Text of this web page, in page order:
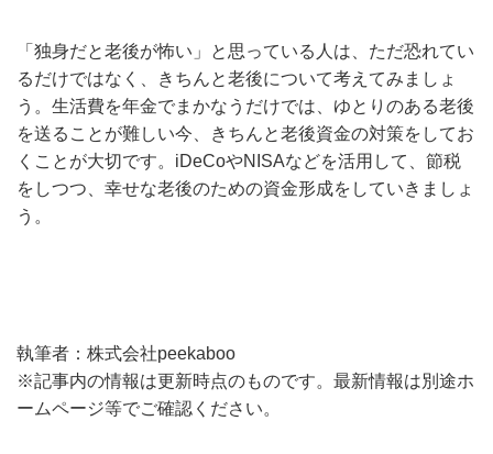
「独身だと老後が怖い」と思っている人は、ただ恐れてい
るだけではなく、きちんと老後について考えてみましょ
う。生活費を年金でまかなうだけでは、ゆとりのある老後
を送ることが難しい今、きちんと老後資金の対策をしてお
くことが大切です。iDeCoやNISAなどを活用して、節税
をしつつ、幸せな老後のための資金形成をしていきましょ
う。
執筆者：株式会社peekaboo
※記事内の情報は更新時点のものです。最新情報は別途ホ
ームページ等でご確認ください。